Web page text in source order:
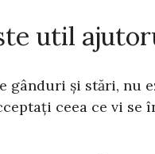
util
gânduri și stări,
ceea ce vi